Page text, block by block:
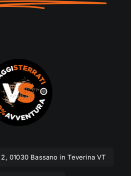
01030 Bassano in Teverina VT